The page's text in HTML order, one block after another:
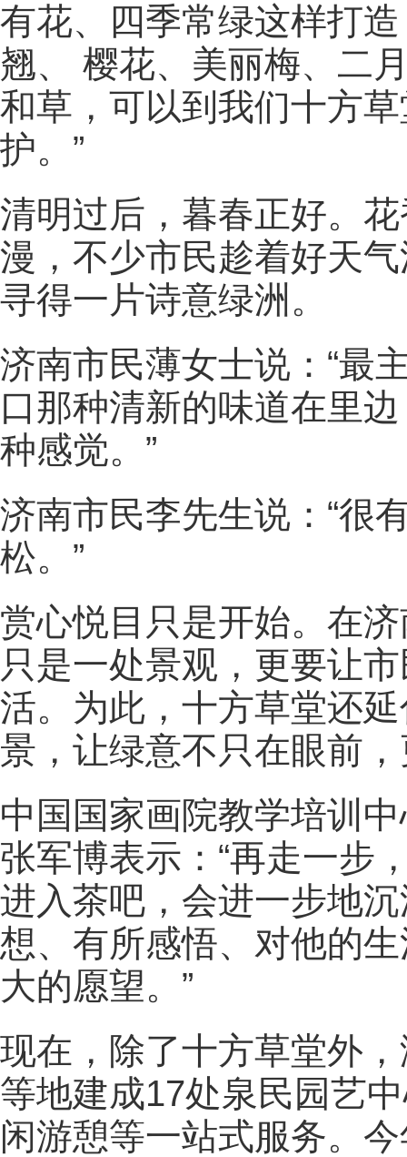
有花、四季常绿这样打
翘、 樱花、美丽梅、二
和草，可以到我们十方
护。 ”
清明过后，暮春正好。
漫，不少市民趁着好天
寻得一片诗意绿洲。
济南市民薄女士说：“最
口那种清新的味道在里
种感觉。 ”
济南市民李先生说：“很
松。 ”
赏心悦目只是开始。在
只是一处景观，更要让
活。为此，十方草堂还
景，让绿意不只在眼前
中国国家画院教学培训
张军博表示：“再走一步
进入茶吧，会进一步地
想、有所感悟、对他的
大的愿望。 ”
现在，除了十方草堂外
等地建成17处泉民园艺
闲游憩等一站式服务。